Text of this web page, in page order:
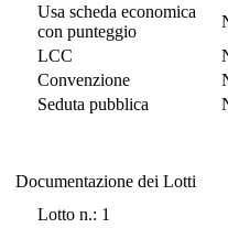
Usa scheda economica
con punteggio
LCC
Convenzione
Seduta pubblica
Documentazione dei Lotti
Lotto n.: 1